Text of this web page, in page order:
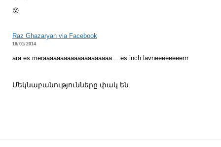
😮
Raz Ghazaryan via Facebook
18/01/2014
ara es meraaaaaaaaaaaaaaaaaaaa….es inch lavneeeeeeeerrr
Մեկնաբանությունները փակ են.